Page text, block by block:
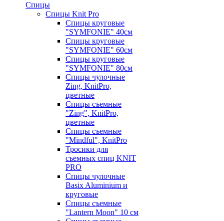
Спицы
Спицы Knit Pro
Спицы круговые
"SYMFONIE" 40см
Спицы круговые
"SYMFONIE" 60см
Спицы круговые
"SYMFONIE" 80см
Спицы чулочные
Zing, KnitPro,
цветные
Спицы съемные
"Zing", KnitPro,
цветные
Спицы съемные
"Mindful", KnitPro
Тросики для
съемных спиц KNIT
PRO
Спицы чулочные
Basix Aluminium и
круговые
Спицы съемные
"Lantern Moon" 10 см